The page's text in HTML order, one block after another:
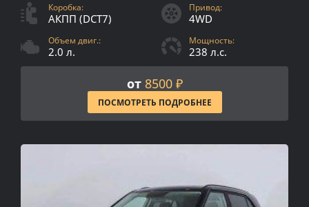
Коробка:
АКПП (DCT7)
Привод:
4WD
Объем двиг.:
2.0 л.
Мощность:
238 л.с.
от 8500 ₽
ПОСМОТРЕТЬ ПОДРОБНЕЕ